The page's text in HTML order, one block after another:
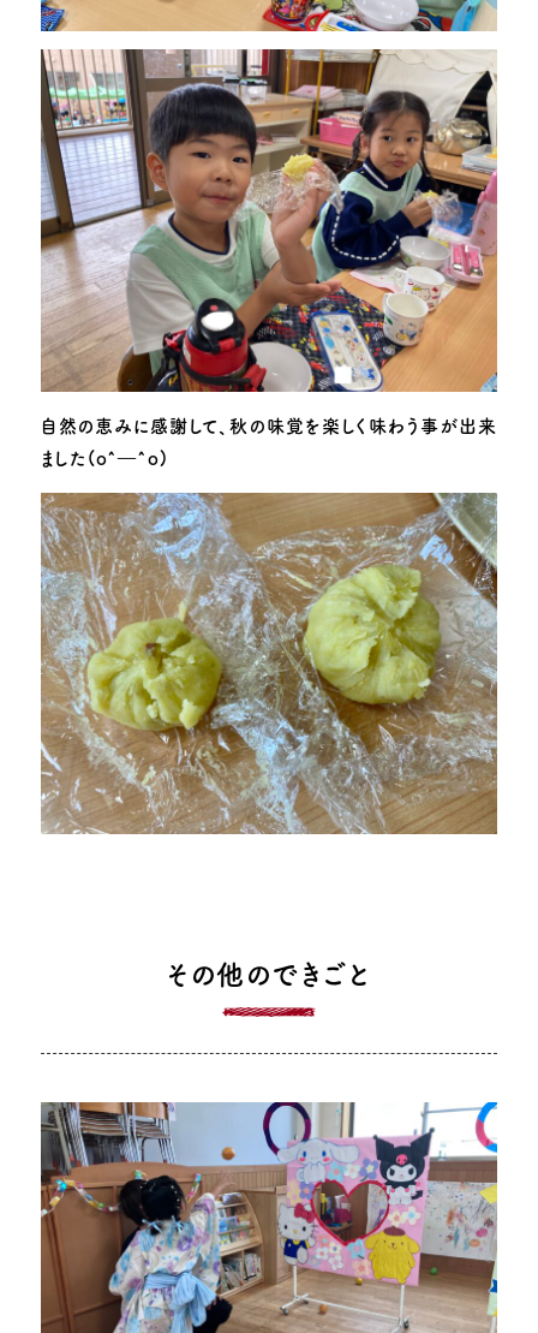
自然の恵みに感謝して、秋の味覚を楽しく味わう事が出来
ました(o^―^o)
その他のできごと